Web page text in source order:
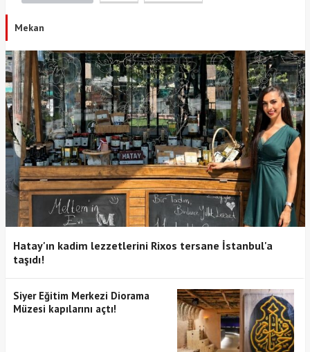
Mekan
Hatay'ın kadim lezzetlerini Rixos tersane İstanbul'a
taşıdı!
Siyer Eğitim Merkezi Diorama
Müzesi kapılarını açtı!